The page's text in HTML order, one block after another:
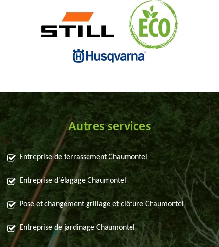
Autres services
Entreprise de terrassement Chaumontel
Entreprise d'élagage Chaumontel
Pose et changement grillage et clôture Chaumontel
Entreprise de jardinage Chaumontel